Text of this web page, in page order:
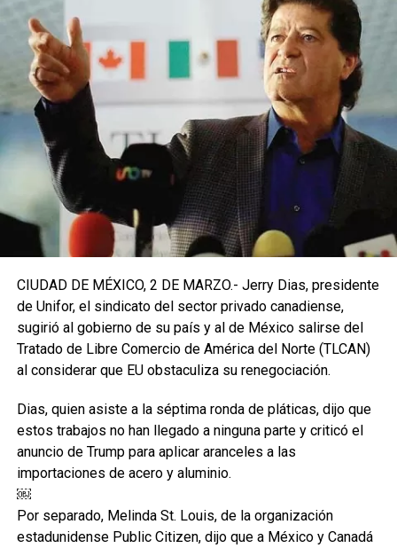
CIUDAD DE MÉXICO, 2 DE MARZO.- Jerry Dias, presidente
de Unifor, el sindicato del sector privado canadiense,
sugirió al gobierno de su país y al de México salirse del
Tratado de Libre Comercio de América del Norte (TLCAN)
al considerar que EU obstaculiza su renegociación.
Dias, quien asiste a la séptima ronda de pláticas, dijo que
estos trabajos no han llegado a ninguna parte y criticó el
anuncio de Trump para aplicar aranceles a las
importaciones de acero y aluminio.
￼
Por separado, Melinda St. Louis, de la organización
estadunidense Public Citizen, dijo que a México y Canadá